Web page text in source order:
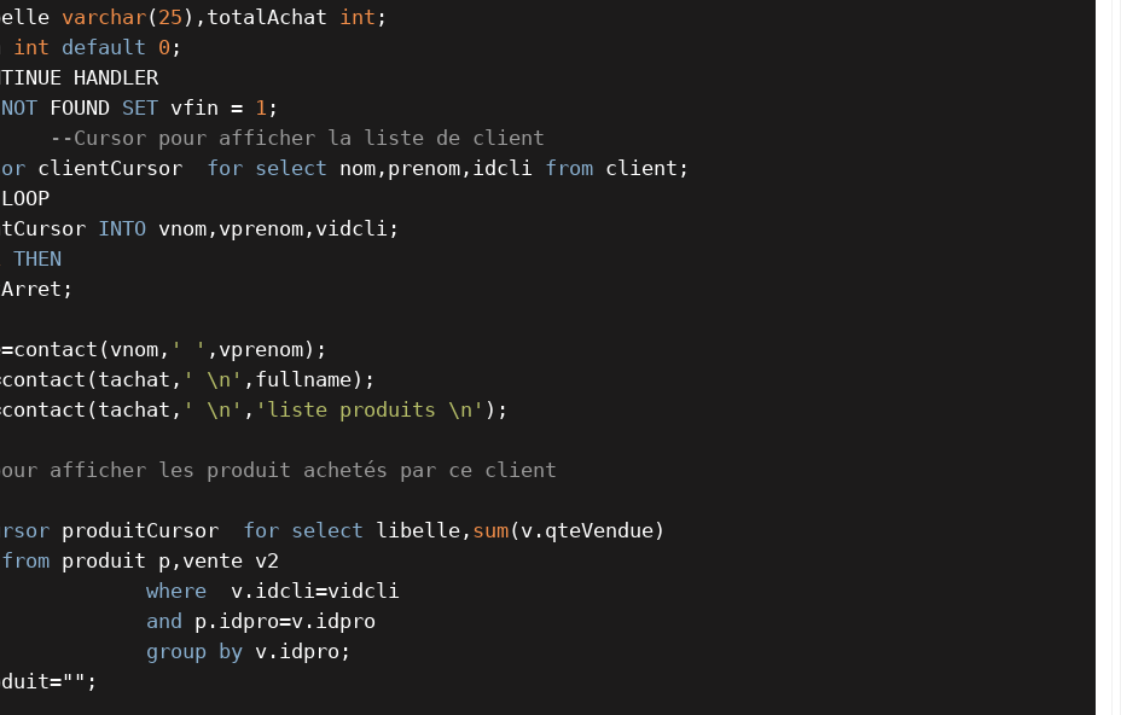
varchar(25 ),totalAchat int
int default 0 ;
HANDLER
NOT FOUND SET vfin = 1 ;
--Cursor pour afficher la liste de client
clientCursor for select nom,prenom,idcli from client;
INTO vnom,vprenom,vidcli;
THEN
=contact(vnom, ' ' ,vprenom);
contact(tachat, ' \n' ,fullname);
contact(tachat, ' \n' , 'liste produits \n' );
afficher les produit achetés par ce client
produitCursor for select libelle, sum(v.qteVendue)
from produit p,vente v2
where
  v.idcli
=vidcli
and p.idpro=v.idpro
group by
="";